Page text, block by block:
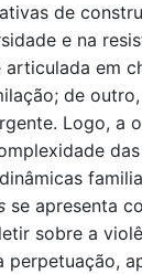
de
e na
em
de
Logo, a
se apresenta
sobre a
perpetuação,